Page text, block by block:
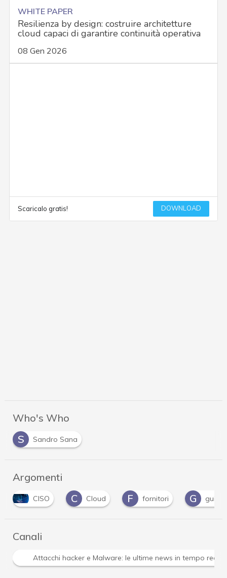
WHITE PAPER
Resilienza by design: costruire architetture
cloud capaci di garantire continuità operativa
08 Gen 2026
Scaricalo gratis! DOWNLOAD
Who's Who
S
Sandro Sana
Argomenti
CISO C Cloud F fornitori G guida
Canali
Attacchi hacker e Malware: le ultime news in tempo